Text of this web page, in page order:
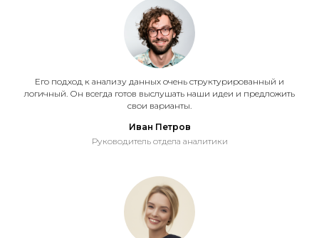
Его подход к анализу данных очень структурированный и
логичный. Он всегда готов выслушать наши идеи и предложить
свои варианты.
Иван Петров
Руководитель отдела аналитики